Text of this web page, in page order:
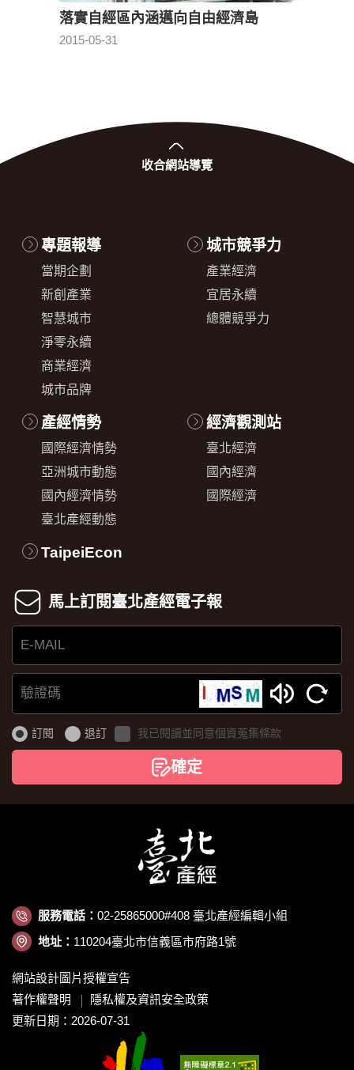
落實自經區內涵邁向自由經濟島
2015-05-31
收合網站導覽
專題報導
當期企劃
新創產業
智慧城市
淨零永續
商業經濟
城市品牌
城市競爭力
產業經濟
宜居永續
總體競爭力
產經情勢
國際經濟情勢
亞洲城市動態
國內經濟情勢
臺北產經動態
經濟觀測站
臺北經濟
國內經濟
國際經濟
TaipeiEcon
馬上訂閱臺北產經電子報
E-
MAIL
證
碼
訂閱 退訂 我已閱讀並同意個資蒐集條款
確定
服務電話： 02-25865000#408 臺北產經編輯小組
地址： 110204臺北市信義區市府路1號
網站設計圖片授權宣告
著作權聲明
隱私權及資訊安全政策
更新日期：2026-07-31